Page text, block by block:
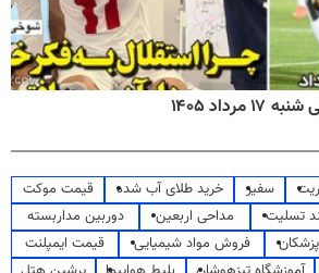
۱۴۰۵
سفیر خرید طلای آب شده
قیمت موکت
تسلیت مداحی اربعین
دوربین مداربسته
فروش مواد شیمیایی
قیمت ایمپلنت